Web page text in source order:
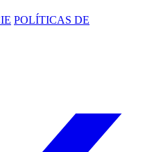
POLÍTICAS DE